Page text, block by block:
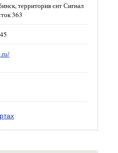
территория снт Сигнал
363